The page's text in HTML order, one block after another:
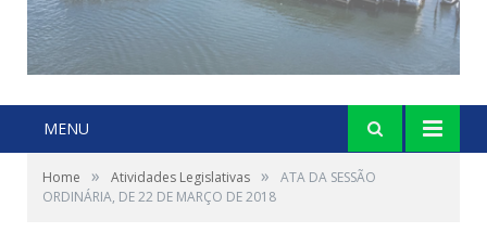
MENU
Home » Atividades Legislativas »
ATA DA SESSÃO
ORDINÁRIA, DE 22 DE MARÇO DE 2018